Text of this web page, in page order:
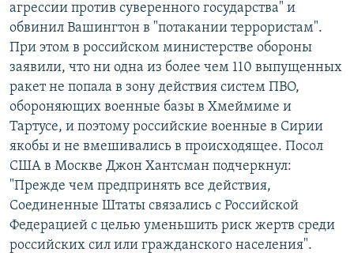
агрессии против суверенного государства" и
обвинил Вашингтон в "потакании террористам".
При этом в российском министерстве обороны
заявили, что ни одна из более чем 110 выпущенных
ракет не попала в зону действия систем ПВО,
обороняющих военные базы в Хмеймиме и
Тартусе, и поэтому российские военные в Сирии
якобы и не вмешивались в происходящее. Посол
США в Москве Джон Хантсман подчеркнул:
"Прежде чем предпринять все действия,
Соединенные Штаты связались с Российской
Федерацией с целью уменьшить риск жертв среди
российских сил или гражданского населения".